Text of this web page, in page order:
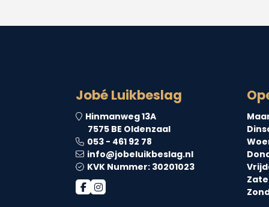
Jobé Luikbeslag
Hinmanweg 13A
7575 BE Oldenzaal
053 - 461 92 78
info@jobeluikbeslag.nl
KVK Nummer: 30201023